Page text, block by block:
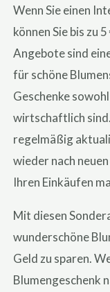
Wenn Sie einen
können Sie bis zu
Angebote sind
für schöne
Geschenke
wirtschaftlich
regelmäßig
wieder nach
Ihren Einkäufen
Mit diesen
wunderschöne
Geld zu sparen.
Blumengeschenk